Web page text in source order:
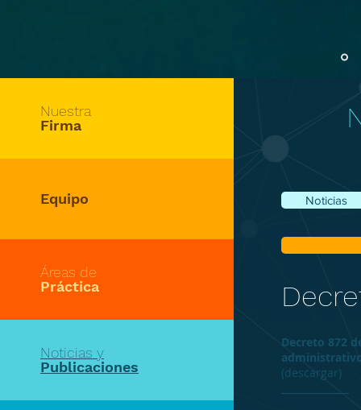
Noticias
Decreto 872
(descargar)​
Nuestra
Firma
Equipo
Áreas de
Práctica
Noticias y
Publicaciones